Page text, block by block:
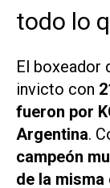
todo lo
El boxeador
invicto con
fueron por
Argentina.
campeón
de la